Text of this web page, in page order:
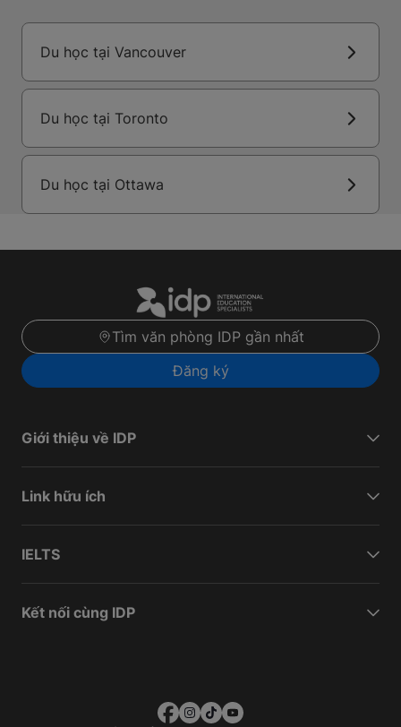
Du học tại Vancouver
Du học tại Toronto
Du học tại Ottawa
Tìm văn phòng IDP gần nhất
Đăng ký
Giới thiệu về IDP
Link hữu ích
IELTS
Kết nối cùng IDP